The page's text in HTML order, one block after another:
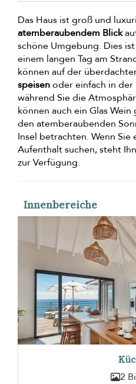
Das Haus ist groß und
atemberaubendem Blick
schöne Umgebung. Dies
einem langen Tag am
können auf der
speisenoder einfach in der
während Sie die
können auch ein Glas
den atemberaubenden
Insel betrachten. Wenn
Aufenthalt suchen, steht
zur Verfügung.
Innenbereiche
2